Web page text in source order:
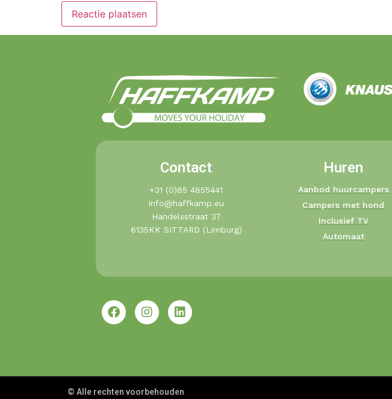
Contact
+31 (0)85 4855441​
info@haffkamp.eu​
Handelsstraat 37
6135KK SITTARD (Limburg)
Huren
Aanbod huurcampers
Campers met hond
Inclusief TV
Automaat
© Alle rechten voorbehouden